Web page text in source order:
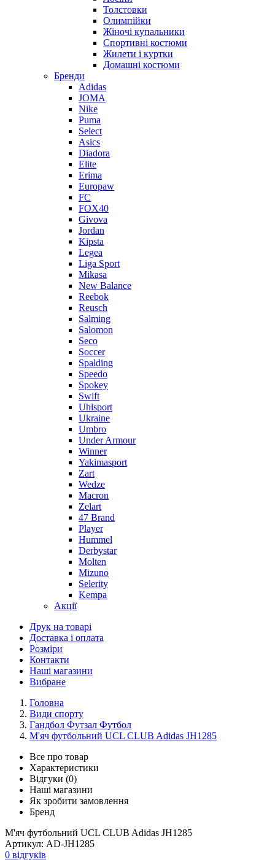
Толстовки
Олимпійки
Жіночі купальники
Спортивні костюми
Жилети і куртки
Домашні костюми
Бренди
Adidas
JOMA
Nike
Puma
Select
Asics
Diadora
Elite
Erima
Europaw
FC
FOX40
Givova
Jordan
Kipsta
Legea
Liga Sport
Mikasa
New Balance
Reebok
Reusch
Salming
Salomon
Seco
Soccer
Spalding
Speedo
Spokey
Swift
Uhlsport
Ukraine
Umbro
Under Armour
Winner
Yakimasport
Zart
Wedze
Macron
Zelart
47 Brand
Player
Hummel
Derbystar
Molten
Mizuno
Selerity
Kempa
Акції
Друк на товарі
Доставка і оплата
Розміри
Контакти
Наші магазини
Вибране
Головна
Види спорту
Гандбол Футзал Футбол
М'яч футбольний UCL CLUB Adidas JH1285
Все про товар
Характеристики
Відгуки (0)
Наші магазини
Як зробити замовлення
Бренд
М'яч футбольний UCL CLUB Adidas JH1285
Артикул: AD-JH1285
0 відгуків